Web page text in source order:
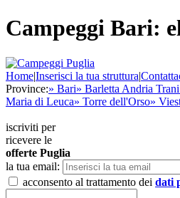
Campeggi Bari:
Home|Inserisci la tua struttura|
Province:» Bari» Barletta Andria Trani
Maria di Leuca» Torre dell'Orso»
iscriviti per
ricevere le
offerte Puglia
la tua email:
acconsento al trattamento dei dati